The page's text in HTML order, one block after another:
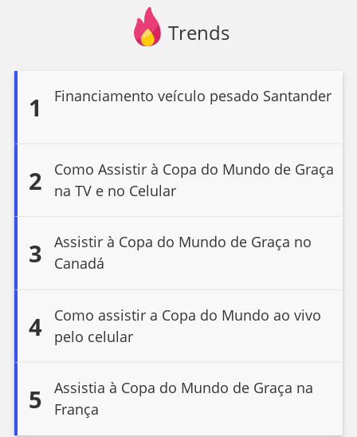
Trends
1 Financiamento veículo pesado Santander
2
Como Assistir à Copa do Mundo de Graça
na TV e no Celular
3
Assistir à Copa do Mundo de Graça no
Canadá
4
Como assistir a Copa do Mundo ao vivo
pelo celular
5
Assistia à Copa do Mundo de Graça na
França